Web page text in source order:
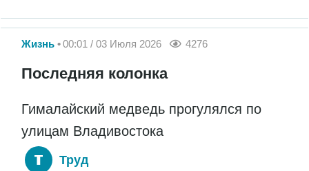
Жизнь 00:01 / 03 Июля 2026 4276
Последняя колонка
Гималайский медведь прогулялся по
улицам Владивостока
Труд